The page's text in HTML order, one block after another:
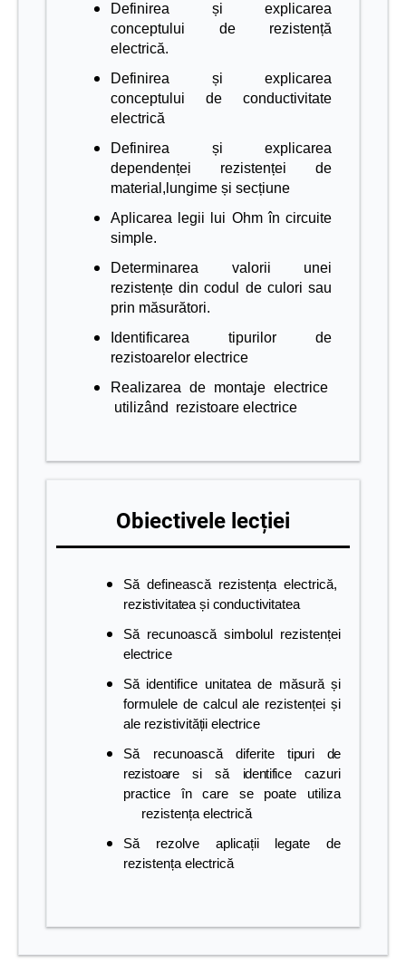
Definirea și explicarea
conceptului de rezistență
electrică.
Definirea și explicarea
conceptului de conductivitate
electrică
Definirea și explicarea
dependenței rezistenței de
material,lungime și secțiune
Aplicarea legii lui Ohm în circuite
simple.
Determinarea valorii unei
rezistențe din codul de culori sau
prin măsurători.
Identificarea tipurilor de
rezistoarelor electrice
Realizarea de montaje electrice
utilizând rezistoare electrice
Obiectivele lecției
Să definească rezistența electrică,
rezistivitatea și conductivitatea
Să recunoască simbolul rezistenței
electrice
Să identifice unitatea de măsură și
formulele de calcul ale rezistenței și
ale rezistivității electrice
Să recunoască diferite tipuri de
rezistoare si să identifice cazuri
practice în care se poate utiliza
rezistența electrică
Să rezolve aplicații legate de
rezistența electrică